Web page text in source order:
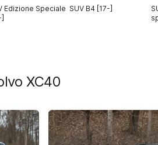
Edizione Speciale SUV B4 [17-]
XC40